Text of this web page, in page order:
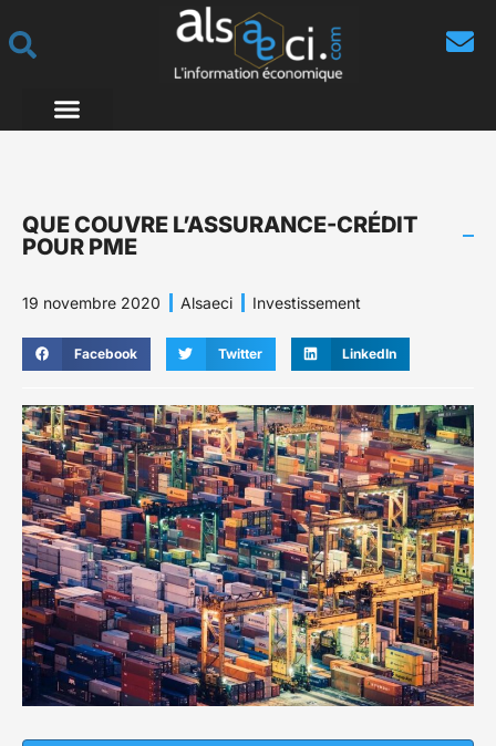
QUE COUVRE L’ASSURANCE-CRÉDIT
POUR PME
19 novembre 2020 Alsaeci Investissement
Facebook Twitter LinkedIn